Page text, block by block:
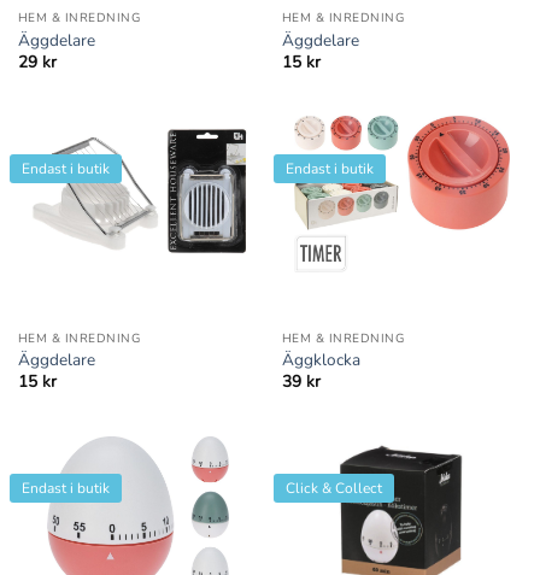
HEM & INREDNING
Äggdelare
29 kr
HEM & INREDNING
Äggdelare
15 kr
Endast i butik
HEM & INREDNING
Äggdelare
15 kr
Endast i butik
HEM & INREDNING
Äggklocka
39 kr
Endast i butik Click & Collect